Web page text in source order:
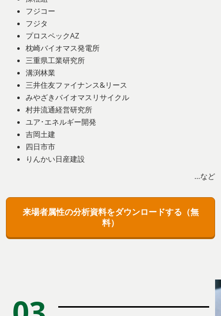
フジコー
フジタ
プロスペックAZ
枕崎バイオマス発電所
三重県工業研究所
溝渕林業
三井住友ファイナンス&リース
みやざきバイオマスリサイクル
村井流通経営研究所
ユア･エネルギー開発
吉岡土建
四日市市
りんかい日産建設
…など
来場者属性の分析資料をダウンロードする（無
料）